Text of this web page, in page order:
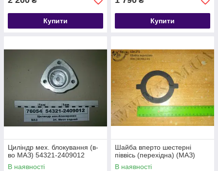
Купити Купити
Циліндр мех. блокування (в-
во МАЗ) 54321-2409012
В наявності
Шайба вперто шестерні
піввісь (перехідна) (МАЗ)
В наявності